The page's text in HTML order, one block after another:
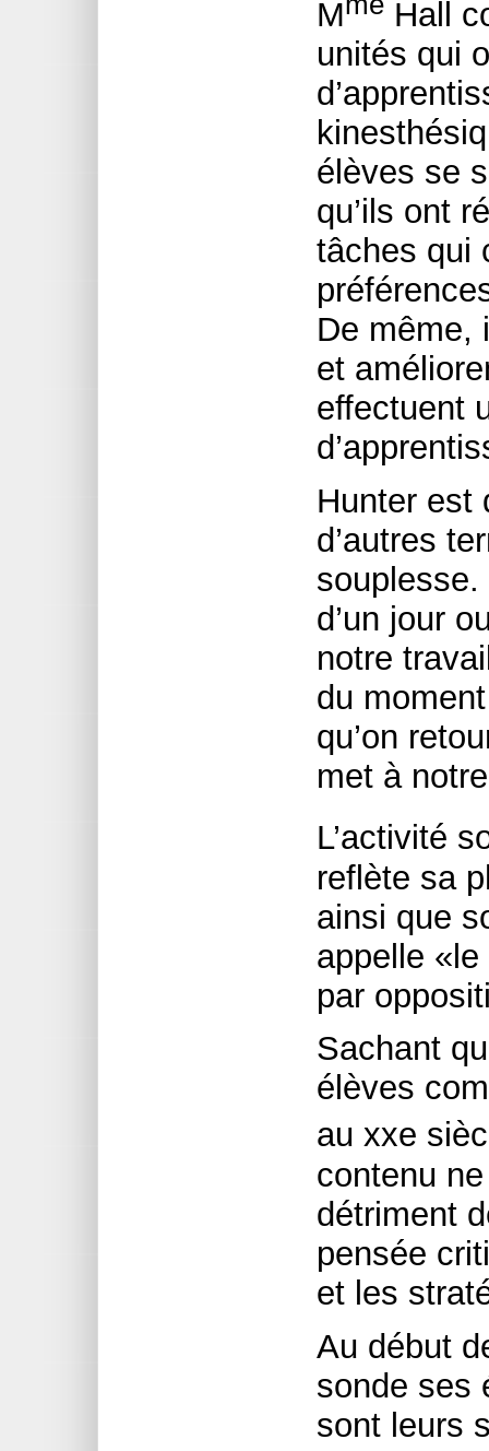
M
Hall
unités qui
élèves se
qu’ils ont
tâches qui
De même,
et
effectuent
Hunter est
d’autres
d’un jour
notre
du
qu’on
met à
L’activité
reflète sa
ainsi que
appelle
par
Sachant
élèves
au xxe
contenu
détriment
pensée
et les
Au début
sonde ses
sont leurs